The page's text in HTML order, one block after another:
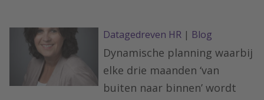
eenvoudig door de bevlogenheid
van medewerkers te onderzoeken
of de mate waarin ze hun
werkgever willen aanbevelen, de
Net Promoter Score. Een
Datagedreven HR | Blog
Dynamische planning waarbij
elke drie maanden ‘van
buiten naar binnen’ wordt